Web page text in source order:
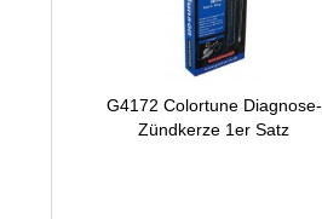
G4172 Colortune Diagnose-
Zündkerze 1er Satz